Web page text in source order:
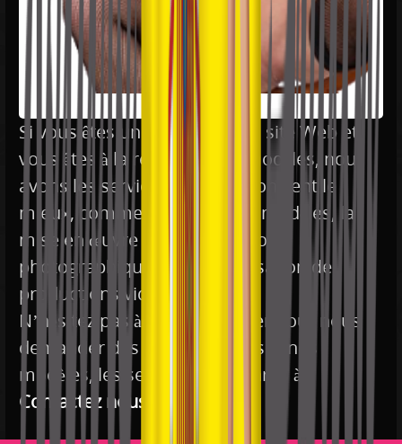
Si vous êtes un agent ou d’un site Web et
vous êtes à la recherche de modèles, nous
avons les services qui vous convient le
mieux, comme notre livre de modèles, la
mise en œuvre de la production
photographique et de la réalisation de
productions vidéo.
N’hésitez pas à nous contacter pour nous
demander des informations sur nos
modèles, les services et les tarifs à:
Contactez nous